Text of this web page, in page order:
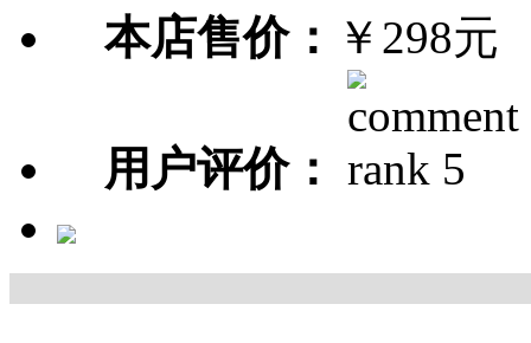
本店售价： ￥298元
用户评价：